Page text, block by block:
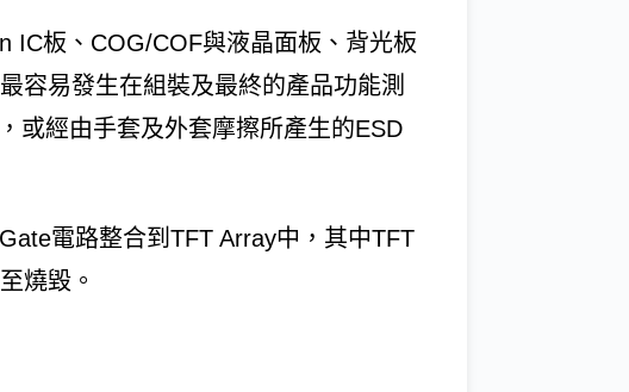
IC板、COG/COF與液晶面板、背光板
容易發生在組裝及最終的產品功能測
或經由手套及外套摩擦所產生的ESD
電路整合到TFT Array中，其中TFT
燒毀。